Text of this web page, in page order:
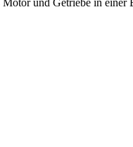
und Getriebe in einer